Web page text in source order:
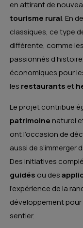
en attirant de
tourisme rural. En
classiques, ce type
différente, comme
passionnés
économiques pour
les restaurants et
Le projet contribue
patrimoine naturel
ont l’occasion de
aussi de s’immerger
Des initiatives
guidés ou des
l’expérience de la
développement
sentier.